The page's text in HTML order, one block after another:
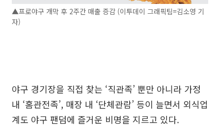
▲프로야구 개막 후 2주간 매출 증감 (이투데이 그래픽팀=김소영 기
자)
야구 경기장을 직접 찾는 ‘직관족’ 뿐만 아니라 가정
내 ‘홈관전족’, 매장 내 ‘단체관람’ 등이 늘면서 외식업
계도 야구 팬덤에 즐거운 비명을 지르고 있다.